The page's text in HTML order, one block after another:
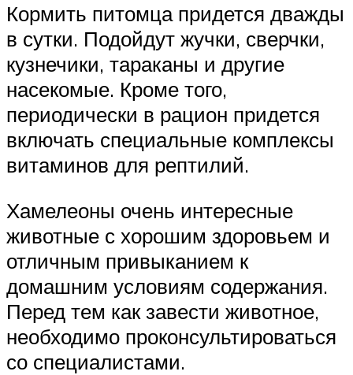
Кормить питомца придется дважды
в сутки. Подойдут жучки, сверчки,
кузнечики, тараканы и другие
насекомые. Кроме того,
периодически в рацион придется
включать специальные комплексы
витаминов для рептилий.
Хамелеоны очень интересные
животные с хорошим здоровьем и
отличным привыканием к
домашним условиям содержания.
Перед тем как завести животное,
необходимо проконсультироваться
со специалистами.